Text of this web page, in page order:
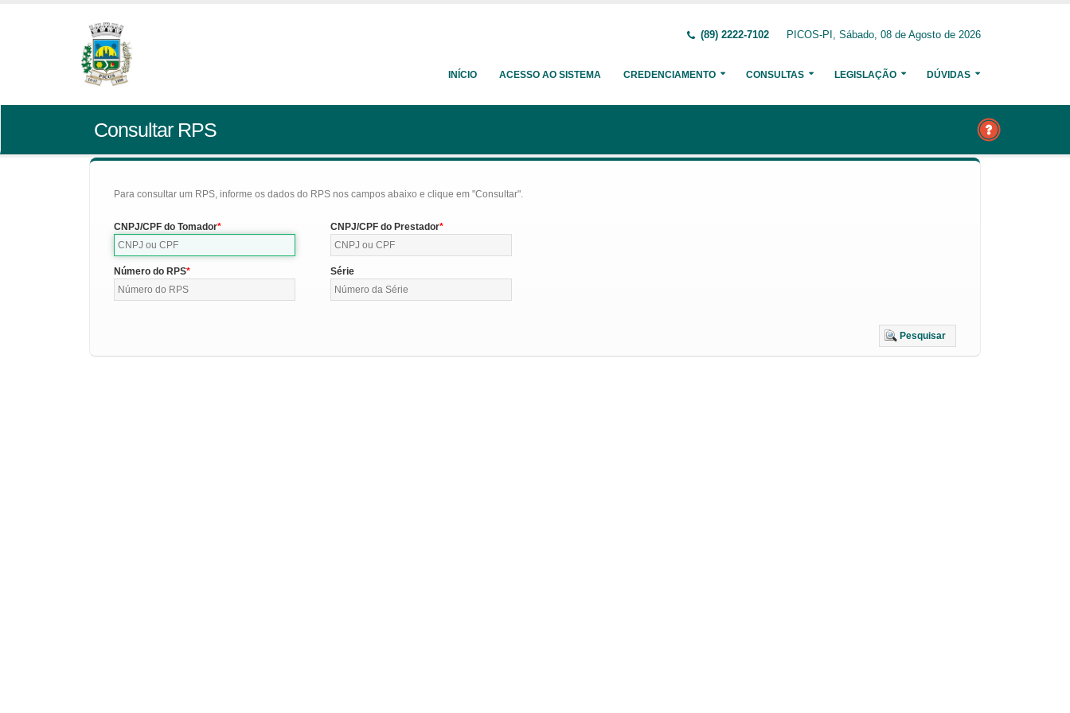
(89) 2222-7102 PICOS-PI, Sábado, 08 de Agosto de 2026
INÍCIO ACESSO AO SISTEMA CREDENCIAMENTO CONSULTAS LEGISLAÇÃO DÚVIDAS
Consultar RPS
Para consultar um RPS, informe os dados do RPS nos campos abaixo e clique em "Consultar".
CNPJ/CPF do Tomador CNPJ/CPF do Prestador
Número do RPS Série
Pesquisar